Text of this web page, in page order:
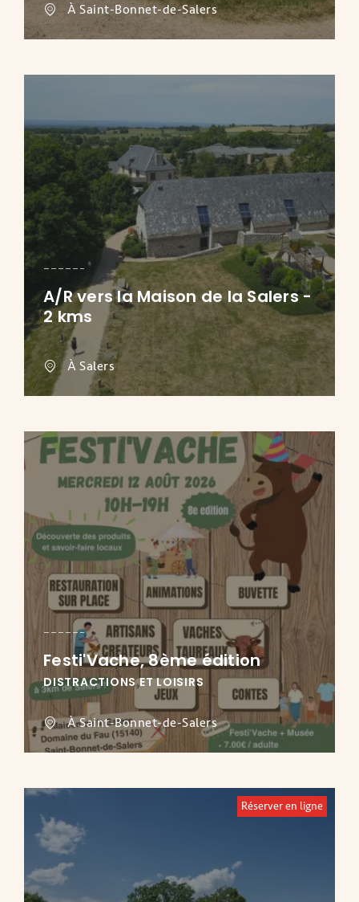
À Saint-Bonnet-de-Salers
A/R vers la Maison de la Salers -
2 kms
À Salers
Festi'Vache, 8ème édition
DISTRACTIONS ET LOISIRS
À Saint-Bonnet-de-Salers
Réserver en ligne